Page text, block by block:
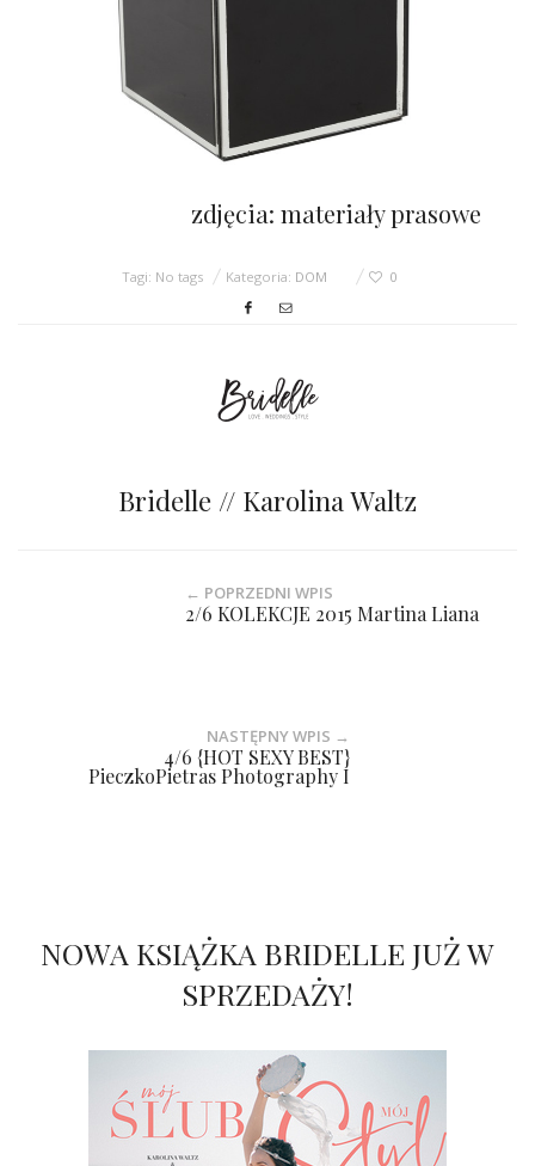
zdjęcia: materiały prasowe
Tagi: No tags Kategoria: DOM 0
Bridelle // Karolina Waltz
← POPRZEDNI WPIS
2/6 KOLEKCJE 2015 Martina Liana
NASTĘPNY WPIS →
4/6 {HOT SEXY BEST}
PieczkoPietras Photography I
NOWA KSIĄŻKA BRIDELLE JUŻ W
SPRZEDAŻY!